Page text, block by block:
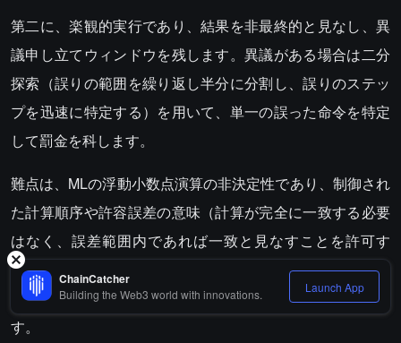
第二に、楽観的実行であり、結果を非最終的と見なし、異
議申し立てウィンドウを残します。異議がある場合は二分
探索（誤りの範囲を繰り返し半分に分割し、誤りのステッ
プを迅速に特定する）を用いて、単一の誤った命令を特定
して罰金を科します。
難点は、MLの浮動小数点演算の非決定性であり、制御され
た計算順序や許容誤差の意味（計算が完全に一致する必要
はなく、誤差範囲内であれば一致と見なすことを許可す
る）を用いて処理する必要があります。代表的なソリュー
ションにはVerde、TAO、Arbigraph、OPMLなどがありま
す。
ChainCatcher
Building the Web3 world with innovations. Launch App